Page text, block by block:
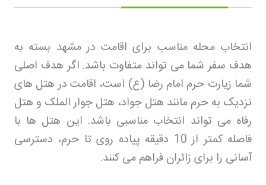
انتخاب محله مناسب برای اقامت در مشهد بسته به
هدف سفر شما می تواند متفاوت باشد. اگر هدف اصلی
شما زیارت حرم امام رضا (ع) است، اقامت در هتل های
نزدیک به حرم مانند هتل جواد، هتل جوار الملک و هتل
رفاه می تواند انتخاب مناسبی باشد. این هتل ها با
فاصله کمتر از 10 دقیقه پیاده روی تا حرم، دسترسی
آسانی را برای زائران فراهم می کنند.